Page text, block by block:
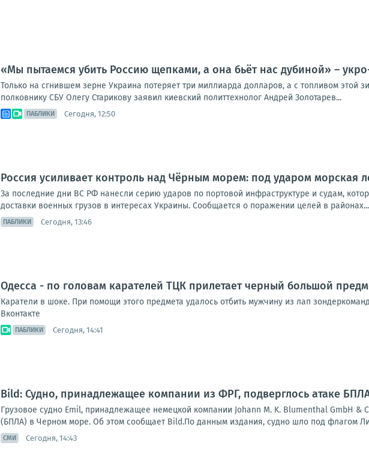
«Мы пытаемся убить Россию щепками, а она бьёт нас дубиной» –
Только на сгнившем зерне Украина потеряет три миллиарда долларов, а с топливом этой
полковнику СБУ Олегу Старикову заявил киевский политтехнолог Андрей Золотарев...
ПАБЛИКИ Сегодня, 12:50
Россия усиливает контроль над Чёрным морем: под ударом морская
За последние дни ВС РФ нанесли серию ударов по портовой инфраструктуре и судам,
доставки военных грузов в интересах Украины. Сообщается о поражении целей в районах...
ПАБЛИКИ Сегодня, 13:46
Одесса - по головам карателей ТЦК прилетает черный большой
Каратели в шоке. При помощи этого предмета удалось отбить мужчину из лап
Вконтакте
ПАБЛИКИ Сегодня, 14:41
Bild: Судно, принадлежащее компании из ФРГ, подверглось атаке
Грузовое судно Emil, принадлежащее немецкой компании Johann M. K. Blumenthal GmbH &
(БПЛА) в Черном море. Об этом сообщает Bild.По данным издания, судно шло под флагом
СМИ Сегодня, 14:43